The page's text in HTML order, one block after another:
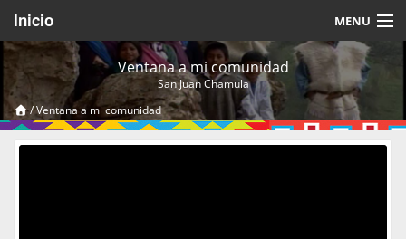
Inicio MENU
Acerca de
Videos Temáticos
Cerrar Sesión
Ventana a mi comunidad
San Juan Chamula
/Ventana a mi comunidad